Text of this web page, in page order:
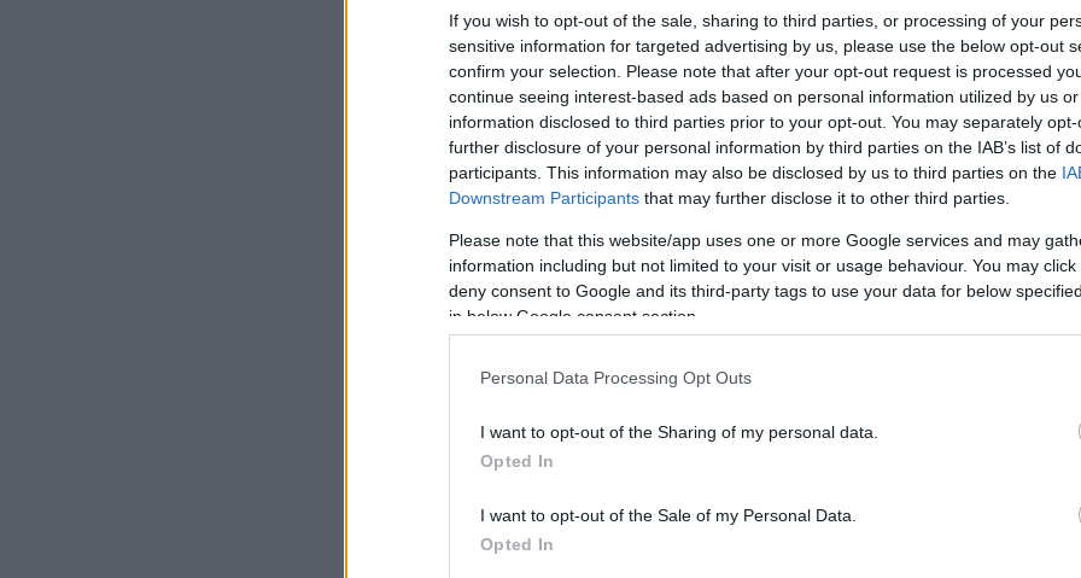
If you wish to opt-out of the sale, sharing to third parties, or processing of your
sensitive information for targeted advertising by us, please use the below opt-out
confirm your selection. Please note that after your opt-out request is processed
continue seeing interest-based ads based on personal information utilized by us
information disclosed to third parties prior to your opt-out. You may separately
further disclosure of your personal information by third parties on the IAB’s list of
participants. This information may also be disclosed by us to third parties on the
Downstream Participants that may further disclose it to other third parties.
Please note that this website/app uses one or more Google services and may
information including but not limited to your visit or usage behaviour. You may
deny consent to Google and its third-party tags to use your data for below
in below Google consent section.
Personal Data Processing Opt Outs
I want to opt-out of the Sharing of my personal data.
Opted In
I want to opt-out of the Sale of my Personal Data.
Opted In
Μητροπολίτης Δημητριάδος Ιγνάτιος: Προκλητικός και
απαράδεκτος ο Βελόπουλος, δεν θα έχει απήχηση η
προτροπή του
Scorpios Bar: Τα κορίτσια του μπαρ σε κοινή συνέντευξη
το μαγαζί, τον τσακωμό τους και τους μαμάκηδες Έλληνες
Ακολουθήστε τοprotothema.gr στο Google News